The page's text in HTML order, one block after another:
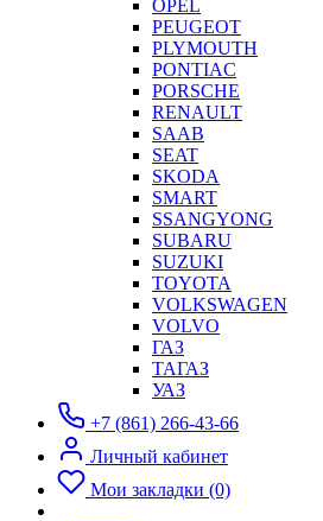
OPEL
PEUGEOT
PLYMOUTH
PONTIAC
PORSCHE
RENAULT
SAAB
SEAT
SKODA
SMART
SSANGYONG
SUBARU
SUZUKI
TOYOTA
VOLKSWAGEN
VOLVO
ГАЗ
ТАГАЗ
УАЗ
+7 (861) 266-43-66
Личный кабинет
Мои закладки (0)